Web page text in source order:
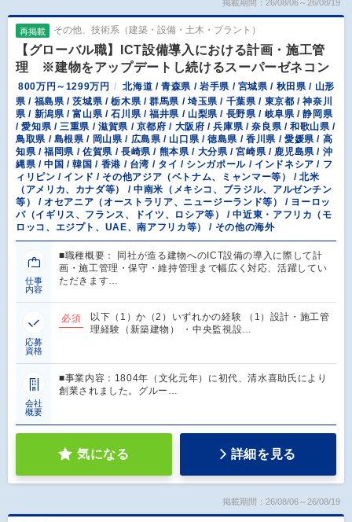
掲載期間：26/08/06～26/08/19
再掲載 その他、技術系（建築・設備・土木・プラント）
【グローバル職】ICT設備導入における計画・施工管
理 ※建物をアップデートし続けるスーパーゼネコン
800万円～1299万円
北海道 / 青森県 / 岩手県 / 宮城県 / 秋田県 / 山形
県 / 福島県 / 茨城県 / 栃木県 / 群馬県 / 埼玉県 / 千葉県 / 東京都 / 神奈川
県 / 新潟県 / 富山県 / 石川県 / 福井県 / 山梨県 / 長野県 / 岐阜県 / 静岡県
/ 愛知県 / 三重県 / 滋賀県 / 京都府 / 大阪府 / 兵庫県 / 奈良県 / 和歌山県 /
鳥取県 / 島根県 / 岡山県 / 広島県 / 山口県 / 徳島県 / 香川県 / 愛媛県 / 高
知県 / 福岡県 / 佐賀県 / 長崎県 / 熊本県 / 大分県 / 宮崎県 / 鹿児島県 / 沖
縄県 / 中国 / 韓国 / 香港 / 台湾 / タイ / シンガポール / インドネシア / フ
ィリピン / インド / その他アジア（ベトナム、ミャンマー等） / 北米
（アメリカ、カナダ等） / 中南米（メキシコ、ブラジル、アルゼンチン
等） / オセアニア（オーストラリア、ニュージーランド等） / ヨーロッ
パ（イギリス、フランス、ドイツ、ロシア等） / 中近東・アフリカ（モ
ロッコ、エジプト、UAE、南アフリカ等） / その他の海外
仕事
内容
■職種概要： 同社が造る建物へのICT設備の導入に際して計
画・施工管理・保守・維持管理まで幅広く対応、活躍してい
ただきます…
応募
資格
必須
以下（1）か（2）いずれかの経験 （1）設計・施工管
理経験（新築建物） ・中央監視設…
会社
概要
■事業内容：1804年（文化元年）に初代、清水喜助氏により
創業されました。グルー…
気になる 詳細を見る
掲載期間：26/08/06～26/08/19